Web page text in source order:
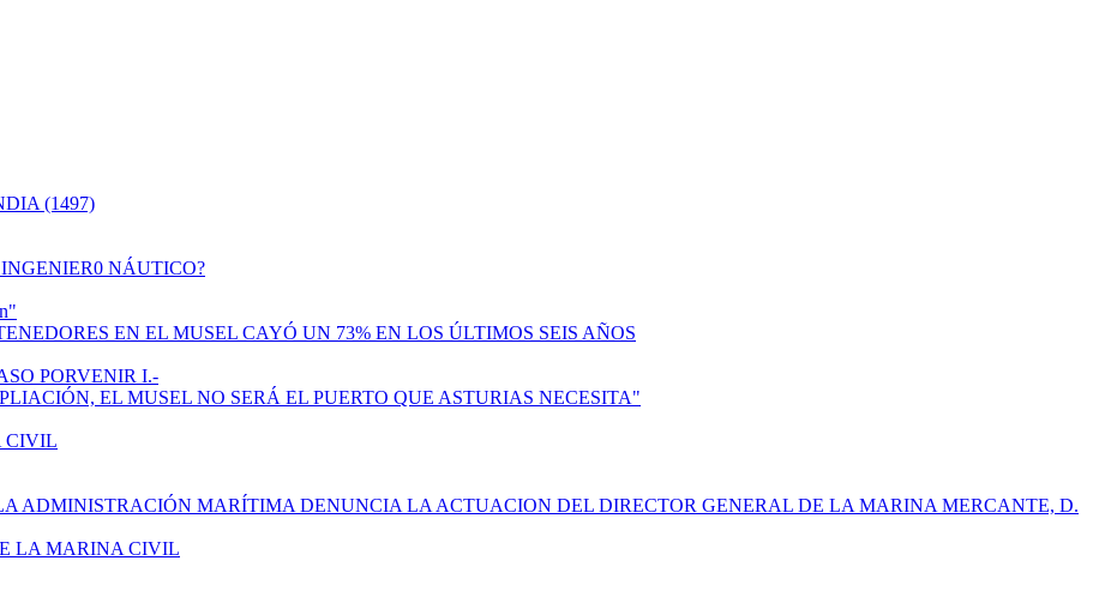
(1497)
NÁUTICO?
EN EL MUSEL CAYÓ UN 73% EN LOS ÚLTIMOS SEIS AÑOS
PORVENIR I.-
EL MUSEL NO SERÁ EL PUERTO QUE ASTURIAS NECESITA"
CIVIL
ADMINISTRACIÓN MARÍTIMA DENUNCIA LA ACTUACION DEL DIRECTOR GENERAL DE LA MARINA MERCANTE, D.
LA MARINA CIVIL